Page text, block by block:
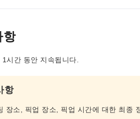
항
시간 동안 지속됩니다.
항
장소, 픽업 장소, 픽업 시간에 대한 최종